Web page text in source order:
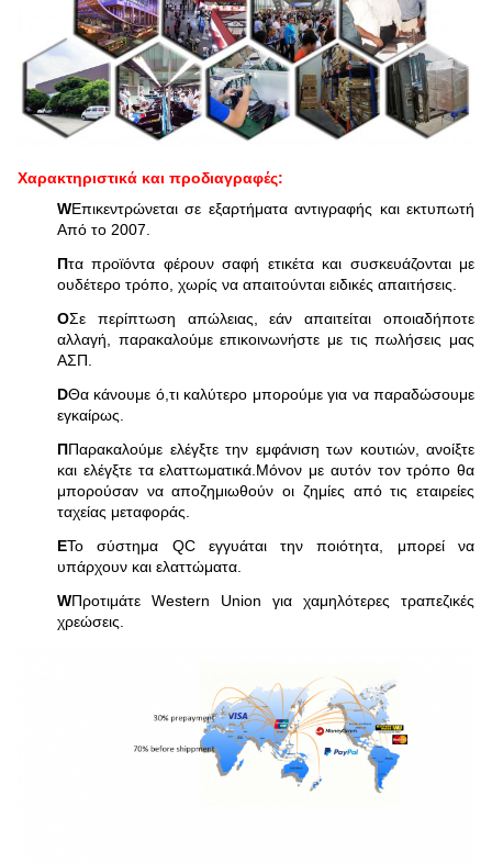
Χαρακτηριστικά και προδιαγραφές:
WΕπικεντρώνεται σε εξαρτήματα αντιγραφής και εκτυπωτή
Από το 2007.
Πτα προϊόντα φέρουν σαφή ετικέτα και συσκευάζονται με
ουδέτερο τρόπο, χωρίς να απαιτούνται ειδικές απαιτήσεις.
ΟΣε περίπτωση απώλειας, εάν απαιτείται οποιαδήποτε
αλλαγή, παρακαλούμε επικοινωνήστε με τις πωλήσεις μας
ΑΣΠ.
DΘα κάνουμε ό,τι καλύτερο μπορούμε για να παραδώσουμε
εγκαίρως.
ΠΠαρακαλούμε ελέγξτε την εμφάνιση των κουτιών, ανοίξτε
και ελέγξτε τα ελαττωματικά.Μόνον με αυτόν τον τρόπο θα
μπορούσαν να αποζημιωθούν οι ζημίες από τις εταιρείες
ταχείας μεταφοράς.
ΕΤο σύστημα QC εγγυάται την ποιότητα, μπορεί να
υπάρχουν και ελαττώματα.
WΠροτιμάτε Western Union για χαμηλότερες τραπεζικές
χρεώσεις.